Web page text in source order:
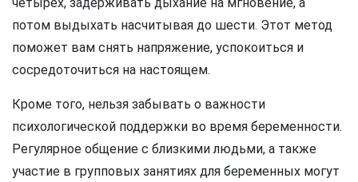
четырех, задерживать дыхание на мгновение, а
потом выдыхать насчитывая до шести. Этот метод
поможет вам снять напряжение, успокоиться и
сосредоточиться на настоящем.
Кроме того, нельзя забывать о важности
психологической поддержки во время беременности.
Регулярное общение с близкими людьми, а также
участие в групповых занятиях для беременных могут